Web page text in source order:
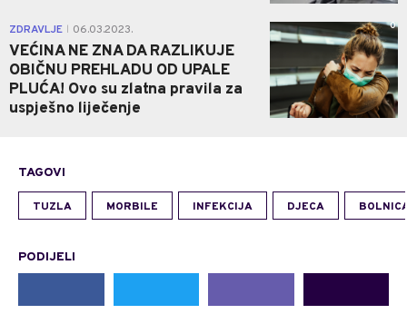
ZDRAVLJE 06.03.2023.
VEĆINA NE ZNA DA RAZLIKUJE
OBIČNU PREHLADU OD UPALE
PLUĆA! Ovo su zlatna pravila za
uspješno liječenje
0
TAGOVI
TUZLA MORBILE INFEKCIJA DJECA
PODIJELI